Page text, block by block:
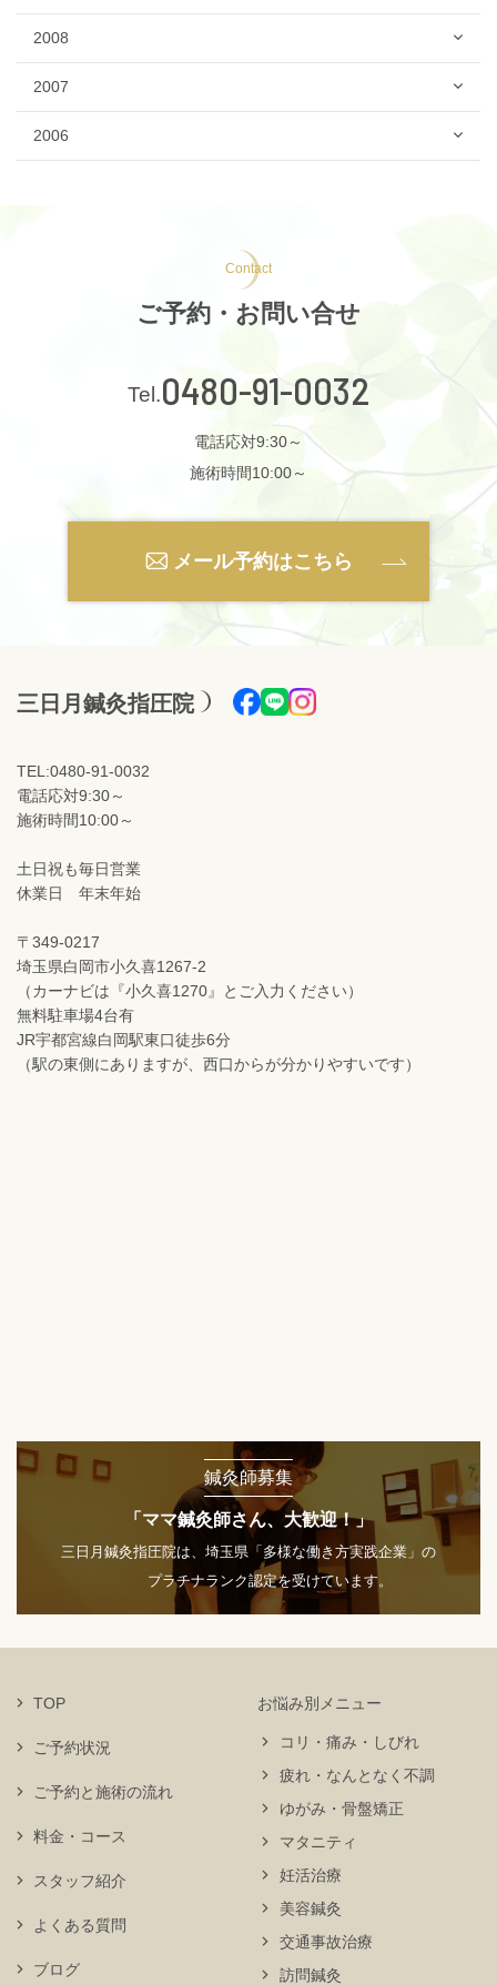
2008
2007
2006
Contact
ご予約・お問い合せ
0480-91-0032
電話応対9:30～
施術時間10:00～
メール予約はこちら
三日月鍼灸指圧院
TEL:0480-91-0032
電話応対9:30～
施術時間10:00～
土日祝も毎日営業
休業日 年末年始
〒349-0217
埼玉県白岡市小久喜1267-2
（カーナビは『小久喜1270』とご入力ください）
無料駐車場4台有
JR宇都宮線白岡駅東口徒歩6分
（駅の東側にありますが、西口からが分かりやすいです）
鍼灸師募集
「ママ鍼灸師さん、大歓迎！」
三日月鍼灸指圧院は、埼玉県「多様な働き方実践企業」の
プラチナランク認定を受けています。
TOP
ご予約状況
お悩み別メニュー
コリ・痛み・しびれ
疲れ・なんとなく不調
ゆがみ・骨盤矯正
マタニティ
妊活治療
美容鍼灸
交通事故治療
訪問鍼灸
ご予約と施術の流れ
料金・コース
スタッフ紹介
よくある質問
ブログ